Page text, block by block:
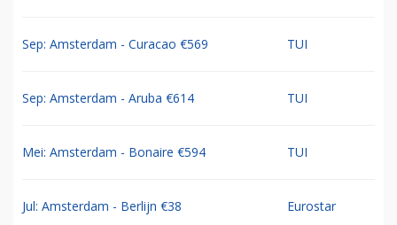
Sep: Amsterdam - Curacao €569 TUI
Sep: Amsterdam - Aruba €614 TUI
Mei: Amsterdam - Bonaire €594 TUI
Jul: Amsterdam - Berlijn €38 Eurostar